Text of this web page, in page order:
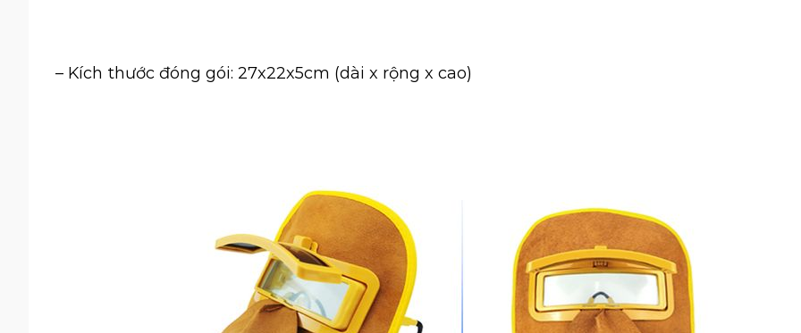
– Kích thước đóng gói: 27x22x5cm (dài x rộng x cao)